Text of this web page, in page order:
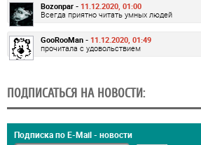
Bozonpar - 11.12.2020, 01:00
Всегда приятно читать умных людей
GooRooMan - 11.12.2020, 01:49
прочитала с удовольствием
ПОДПИСАТЬСЯ НА НОВОСТИ:
Подписка по E-Mail - новости